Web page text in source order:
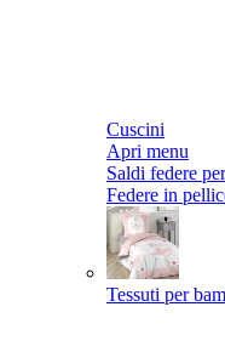
Cuscini
Apri menu
Saldi federe
Federe in
Tessuti per